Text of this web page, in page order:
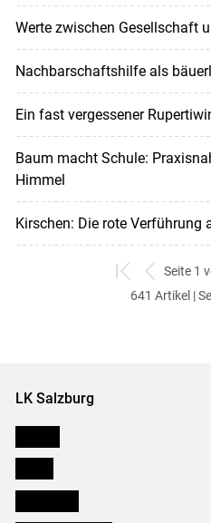
Werte zwischen Gesellschaft
Nachbarschaftshilfe als
Ein fast vergessener
Baum macht Schule:
Himmel
Kirschen: Die rote Verführung
zum
ersten
zurück
zum
Seite 1
641 Artikel |
LK Salzburg